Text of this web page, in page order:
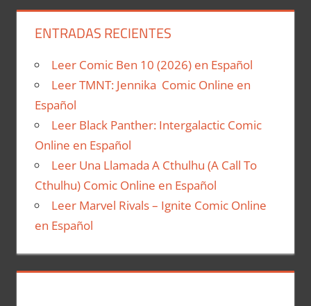
ENTRADAS RECIENTES
Leer Comic Ben 10 (2026) en Español
Leer TMNT: Jennika Comic Online en
Español
Leer Black Panther: Intergalactic Comic
Online en Español
Leer Una Llamada A Cthulhu (A Call To
Cthulhu) Comic Online en Español
Leer Marvel Rivals – Ignite Comic Online
en Español